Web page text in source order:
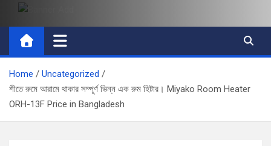
Daily Kenakataa
Home
Uncategorized
শীতে রুমে আরামে থাকার সম্পূর্ণ ভিন্ন এক রুম হিটার। Miyako Room Heater
ORH-13F Price in Bangladesh